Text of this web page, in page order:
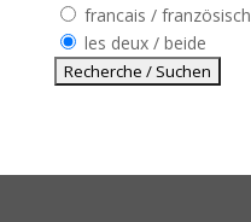
francais / französisch
les deux / beide